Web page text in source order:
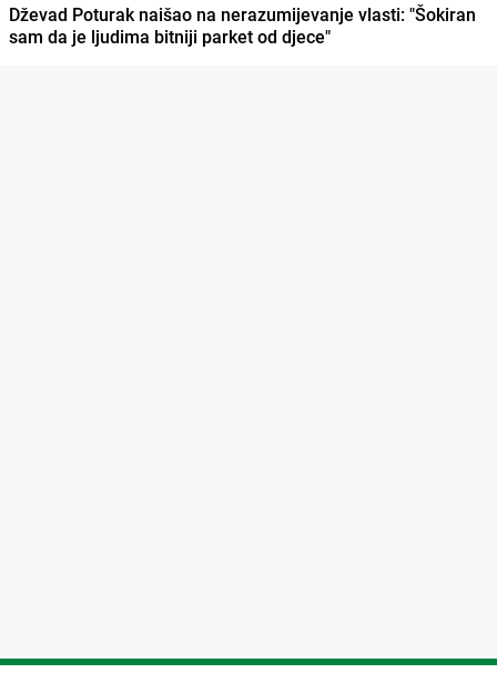
Dževad Poturak naišao na nerazumijevanje vlasti: "Šokiran
sam da je ljudima bitniji parket od djece"